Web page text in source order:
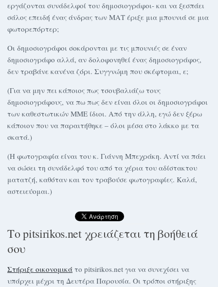
εργάζονται συνάδελφοί του δημοσιογράφοι- και να ξεσπάει
σάλος επειδή ένας άνδρας των ΜΑΤ έριξε μια μπουνιά σε μια
φωτορεπόρτερ;
Οι δημοσιογράφοι σοκάρονται με τις μπουνιές σε έναν
δημοσιογράφο αλλά, αν δολοφονηθεί ένας δημοσιογράφος,
δεν τραβάνε κανένα ζόρι. Συγγνώμη που σκέφτομαι, ε;
(Για να μην πει κάποιος πως τσουβαλιάζω τους
δημοσιογράφους, να πω πως δεν είναι όλοι οι δημοσιογράφοι
των καθεστωτικών ΜΜΕ ίδιοι. Από την άλλη, εγώ δεν ξέρω
κάποιον που να παραιτήθηκε – όλοι μέσα στο λάκκο με τα
σκατά.)
(Η φωτογραφία είναι του κ. Γιάννη Μπεχράκη. Αντί να πάει
να σώσει τη συνάδελφό του από τα χέρια του αδίστακτου
ματατζή, καθόταν και τον τραβούσε φωτογραφίες. Καλά,
αστειεύομαι.)
Το pitsirikos.net χρειάζεται τη βοήθειά
σου
Στήριξε οικονομικά το pitsirikos.net για να συνεχίσει να
υπάρχει μέχρι τη Δευτέρα Παρουσία. Οι τρόποι στήριξης